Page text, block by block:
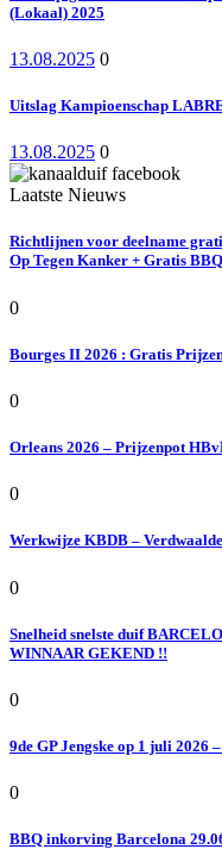
(Lokaal) 2025
13.08.2025 0
Uitslag Kampioenschap
13.08.2025 0
Laatste Nieuws
Richtlijnen voor deelname
Op Tegen Kanker + Gratis
0
Bourges II 2026 : Gratis
0
Orleans 2026 – Prijzenpot
0
Werkwijze KBDB –
0
Snelheid snelste duif
WINNAAR GEKEND !!
0
9de GP Jengske op 1 juli 2026
0
BBQ inkorving Barcelona